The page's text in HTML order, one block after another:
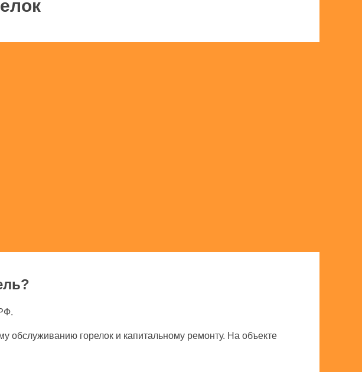
обслуживанию горелок и капитальному ремонту. На объекте